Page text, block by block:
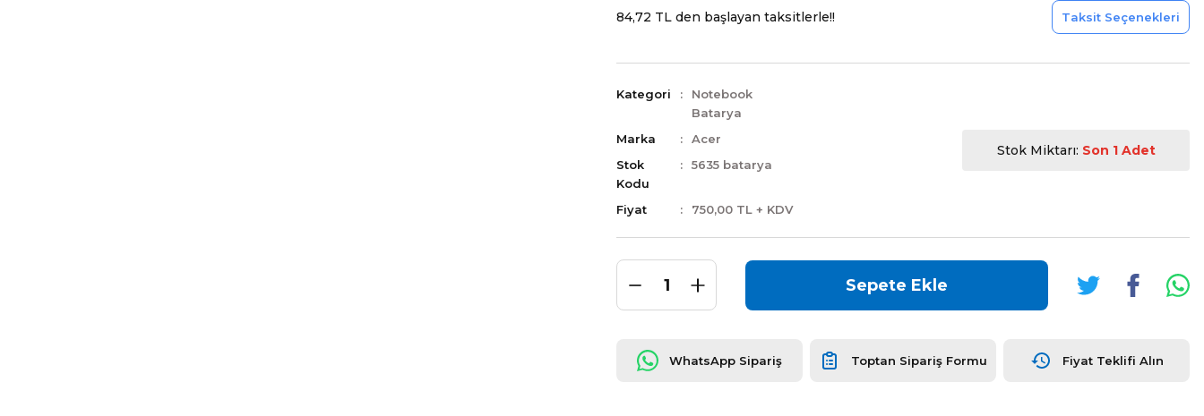
84,72 TL den başlayan taksitlerle!! Taksit Seçenekleri
Kategori
Notebook
Batarya
Marka
Acer
Stok
Kodu
5635 batarya
Fiyat 750,00 TL + KDV
Stok Miktarı: Son 1 Adet
Sepete Ekle
WhatsApp Sipariş Toptan Sipariş Formu Fiyat Teklifi Alın